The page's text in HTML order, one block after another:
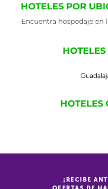
HOTELES POR
Encuentra hospedaje en
HOTELES
¡RECIBE